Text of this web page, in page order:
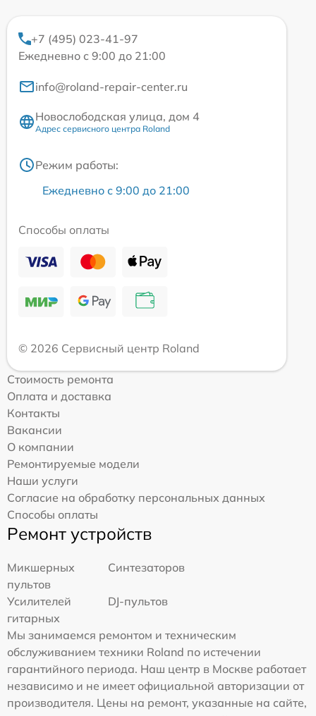
+7 (495) 023-41-97
Ежедневно с 9:00 до 21:00
info@roland-repair-center.ru
Новослободская улица, дом 4
Адрес сервисного центра Roland
Режим работы:
Ежедневно с 9:00 до 21:00
Способы оплаты
© 2026 Сервисный центр Roland
Стоимость ремонта
Оплата и доставка
Контакты
Вакансии
О компании
Ремонтируемые модели
Наши услуги
Согласие на обработку персональных данных
Способы оплаты
Ремонт устройств
Микшерных
пультов
Синтезаторов
Усилителей
гитарных
DJ-пультов
Мы занимаемся ремонтом и техническим
обслуживанием техники Roland по истечении
гарантийного периода. Наш центр в Москве работает
независимо и не имеет официальной авторизации от
производителя. Цены на ремонт, указанные на сайте,